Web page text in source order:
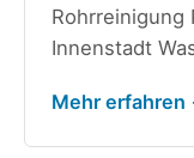
Rohrreinigung
Innenstadt
Mehr erfahren